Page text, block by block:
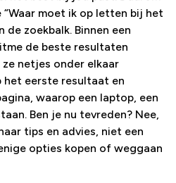
moet ik op letten bij het
de zoekbalk. Binnen een
de beste resultaten
netjes onder elkaar
het eerste resultaat en
waarop een laptop, een
Ben je nu tevreden? Nee,
tips en advies, niet een
opties kopen of weggaan